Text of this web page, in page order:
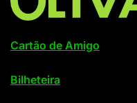
Cartão de Amigo
Bilheteira